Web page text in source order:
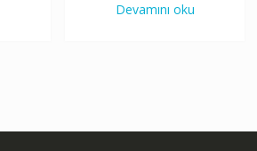
Devamını oku